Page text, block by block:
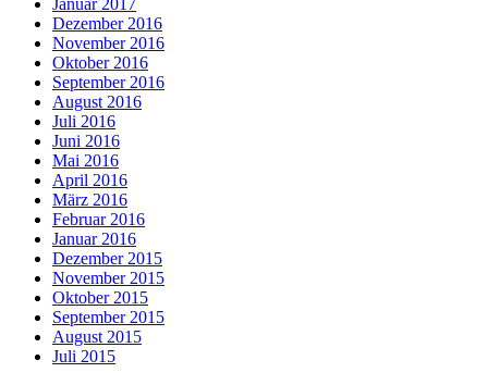
Dezember 2016
November 2016
Oktober 2016
September 2016
August 2016
Juli 2016
Juni 2016
Mai 2016
April 2016
März 2016
Februar 2016
Januar 2016
Dezember 2015
November 2015
Oktober 2015
September 2015
August 2015
Juli 2015